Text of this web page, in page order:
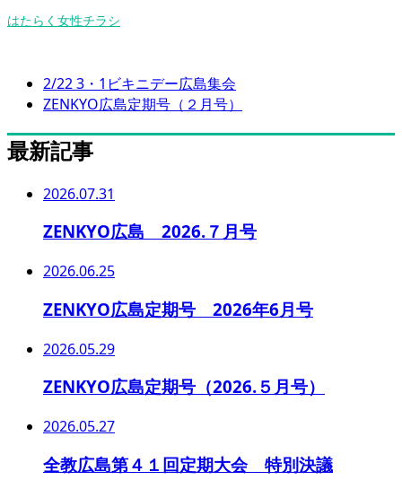
はたらく女性チラシ
2/22 3・1ビキニデー広島集会
ZENKYO広島定期号（２月号）
最新記事
2026.07.31
ZENKYO広島 2026.７月号
2026.06.25
ZENKYO広島定期号 2026年6月号
2026.05.29
ZENKYO広島定期号（2026.５月号）
2026.05.27
全教広島第４１回定期大会 特別決議